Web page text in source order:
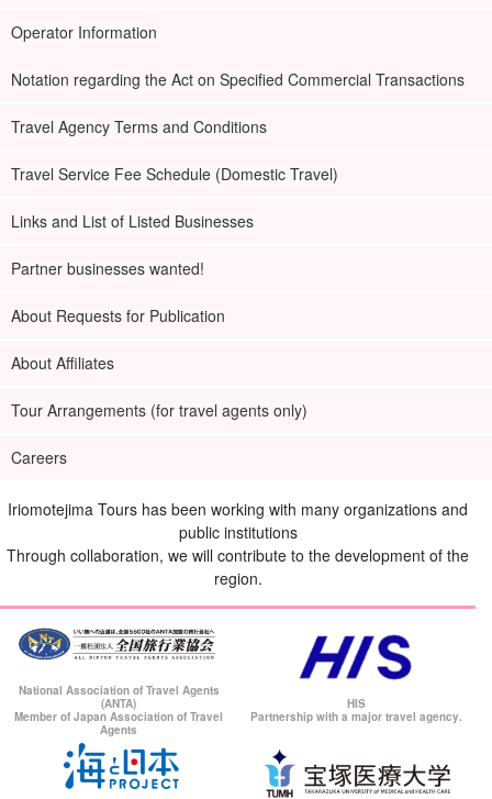
Operator Information
Notation regarding the Act on Specified Commercial Transactions
Travel Agency Terms and Conditions
Travel Service Fee Schedule (Domestic Travel)
Links and List of Listed Businesses
Partner businesses wanted!
About Requests for Publication
About Affiliates
Tour Arrangements (for travel agents only)
Careers
Iriomotejima Tours has been working with many organizations and
public institutions
Through collaboration, we will contribute to the development of the
region.
National Association of Travel Agents
(ANTA)
Member of Japan Association of Travel
Agents
HIS
Partnership with a major travel agency.